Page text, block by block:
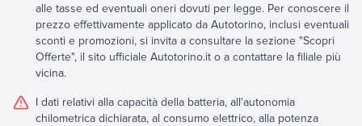
alle tasse ed eventuali oneri dovuti per legge. Per conoscere il
prezzo effettivamente applicato da Autotorino, inclusi eventuali
sconti e promozioni, si invita a consultare la sezione "Scopri
Offerte", il sito ufficiale Autotorino.it o a contattare la filiale più
vicina.
I dati relativi alla capacità della batteria, all'autonomia
chilometrica dichiarata, al consumo elettrico, alla potenza